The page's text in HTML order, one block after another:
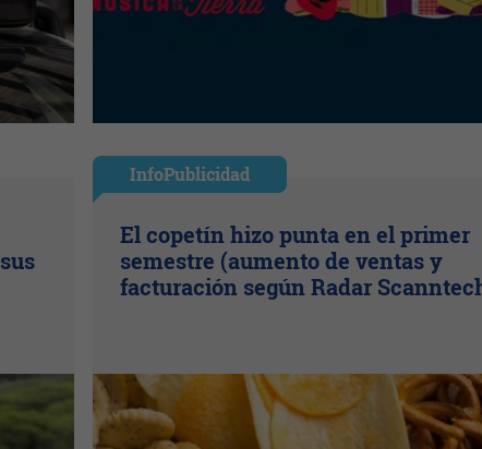
InfoPublicidad
El copetín hizo punta en el primer
semestre (aumento de ventas y
facturación según Radar